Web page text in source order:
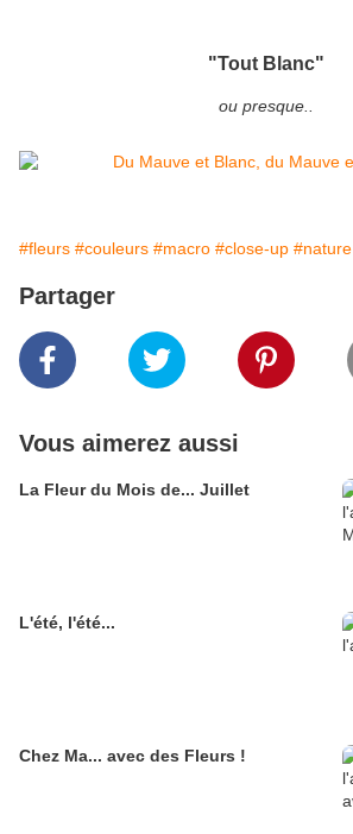
"Tout Blanc"
ou presque..
#fleurs #couleurs #macro #close-up #nature
Partager
Vous aimerez aussi
La Fleur du Mois de... Juillet
L'été, l'été...
Chez Ma... avec des Fleurs !